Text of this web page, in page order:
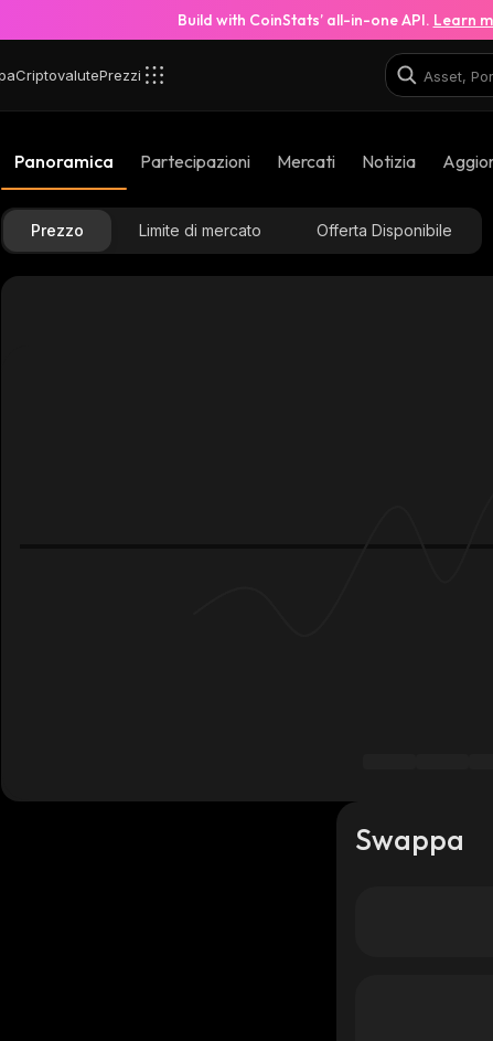
Build with CoinStats’ all-in-one API. Learn
CriptovalutePrezzi
Panoramica Partecipazioni Mercati Notizia
Prezzo Limite di mercato Offerta Disponibile
Swappa